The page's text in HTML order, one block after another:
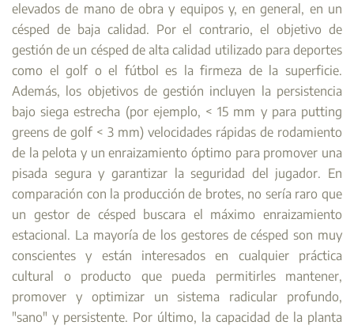
elevados de mano de obra y equipos y, en general, en un
césped de baja calidad. Por el contrario, el objetivo de
gestión de un césped de alta calidad utilizado para deportes
como el golf o el fútbol es la firmeza de la superficie.
Además, los objetivos de gestión incluyen la persistencia
bajo siega estrecha (por ejemplo, < 15 mm y para putting
greens de golf < 3 mm) velocidades rápidas de rodamiento
de la pelota y un enraizamiento óptimo para promover una
pisada segura y garantizar la seguridad del jugador. En
comparación con la producción de brotes, no sería raro que
un gestor de césped buscara el máximo enraizamiento
estacional. La mayoría de los gestores de césped son muy
conscientes y están interesados en cualquier práctica
cultural o producto que pueda permitirles mantener,
promover y optimizar un sistema radicular profundo,
"sano" y persistente. Por último, la capacidad de la planta